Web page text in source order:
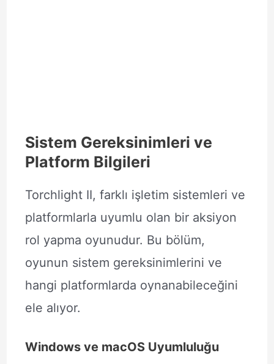
Sistem Gereksinimleri ve
Platform Bilgileri
Torchlight II, farklı işletim sistemleri ve
platformlarla uyumlu olan bir aksiyon
rol yapma oyunudur. Bu bölüm,
oyunun sistem gereksinimlerini ve
hangi platformlarda oynanabileceğini
ele alıyor.
Windows ve macOS Uyumluluğu